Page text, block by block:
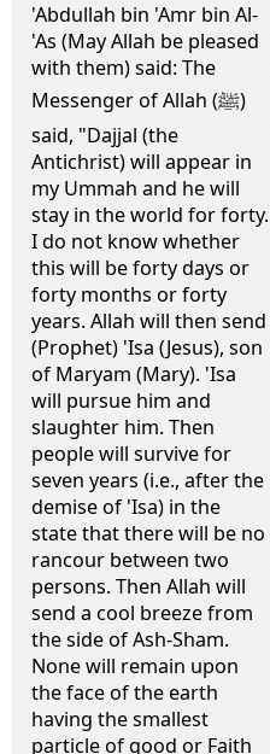
'Abdullah bin 'Amr bin Al-
'As (May Allah be pleased
with them) said: The
Messenger of Allah (ﷺ)
said, "Dajjal (the
Antichrist) will appear in
my Ummah and he will
stay in the world for forty.
I do not know whether
this will be forty days or
forty months or forty
years. Allah will then send
(Prophet) 'Isa (Jesus), son
of Maryam (Mary). 'Isa
will pursue him and
slaughter him. Then
people will survive for
seven years (i.e., after the
demise of 'Isa) in the
state that there will be no
rancour between two
persons. Then Allah will
send a cool breeze from
the side of Ash-Sham.
None will remain upon
the face of the earth
having the smallest
particle of good or Faith